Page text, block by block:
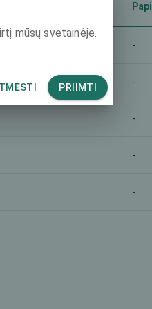
akys)
-
-
-
-
-
mūsų svetainėje.
PRIIMTI